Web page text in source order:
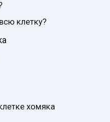
клетку?
хомяка